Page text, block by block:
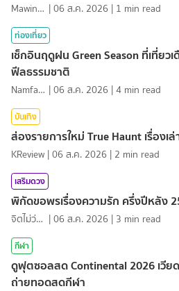
MawinMatravel |06 ส.ค. 2026 | 1 min read
ท่องเที่ยว
เช็กอินฤดูฝน Green Season ที่เที่ยว
ฟีลธรรมชาติ
NamfahPhupha |06 ส.ค. 2026 |4 min read
บันเทิง
ส่องรายการใหม่ True Haunt เรื่องเ
KReview |06 ส.ค. 2026 | 2 min read
เสริมดวง
พิกัดขอพรเรื่องความรัก ครึ่งปีหลัง
จิตไม่ว่าง |06 ส.ค. 2026 | 3 min read
กีฬา
ดูฟุตซอลสด Continental 2026 เวีย
ถ่ายทอดสดกีฬา